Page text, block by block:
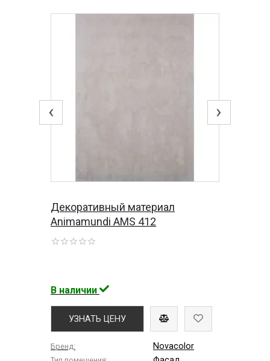
‹ ›
Декоративный материал
Animamundi AMS 412
В наличии
УЗНАТЬ ЦЕНУ
Бренд: Novacolor